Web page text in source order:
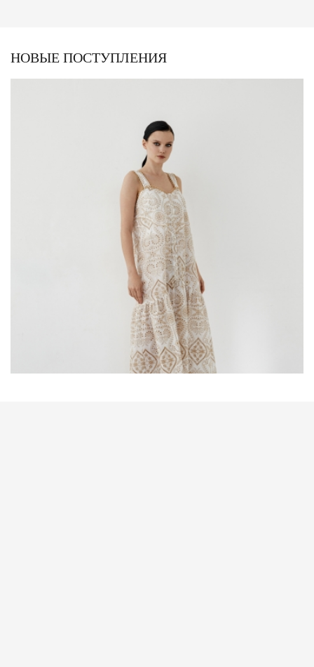
НОВЫЕ ПОСТУПЛЕНИЯ